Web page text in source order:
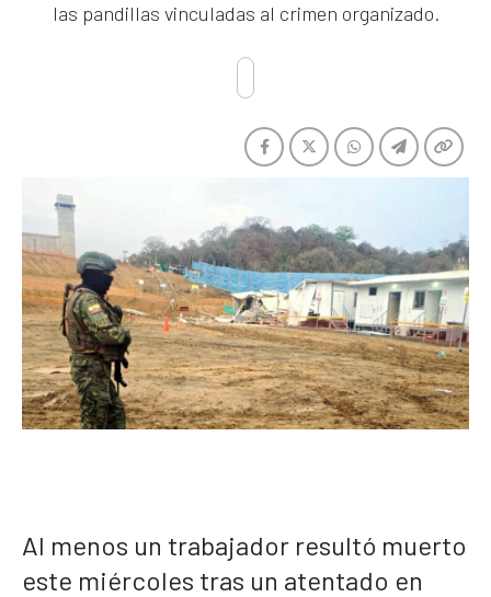
las pandillas vinculadas al crimen organizado.
Al menos un trabajador resultó muerto
este miércoles tras un atentado en